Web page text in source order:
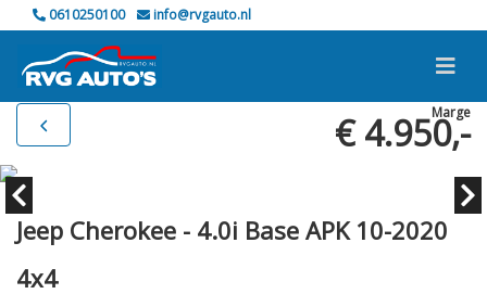
0610250100 info@rvgauto.nl
Marge
€ 4.950,-
Jeep Cherokee - 4.0i Base APK 10-2020
4x4